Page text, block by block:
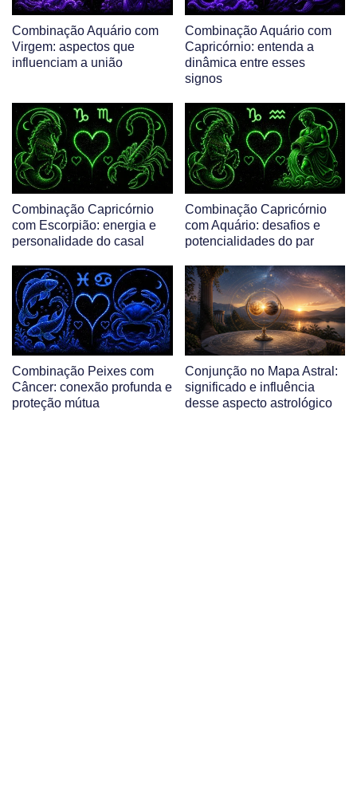
Combinação Aquário com
Virgem: aspectos que
influenciam a união
Combinação Aquário com
Capricórnio: entenda a
dinâmica entre esses
signos
Combinação Capricórnio
com Escorpião: energia e
personalidade do casal
Combinação Capricórnio
com Aquário: desafios e
potencialidades do par
Combinação Peixes com
Câncer: conexão profunda e
proteção mútua
Conjunção no Mapa Astral:
significado e influência
desse aspecto astrológico